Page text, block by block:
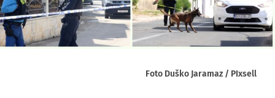
Foto Duško Jaramaz / PIxsell